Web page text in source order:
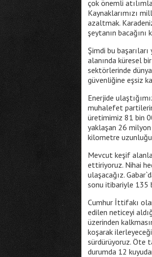
çok önemli
Kaynaklarımızı
azaltmak.
şeytanın bacağını
Şimdi bu
alanında küresel
sektörlerinde
güvenliğine eşsiz
Enerjide
muhalefet
üretimimiz 81 bin
yaklaşan 26
kilometre
Mevcut keşif
ettiriyoruz. Nihai
ulaşacağız.
sonu itibariyle 135
Cumhur İttifakı
edilen neticeyi
üzerinden
koşarak
sürdürüyoruz. Öte
durumda 12